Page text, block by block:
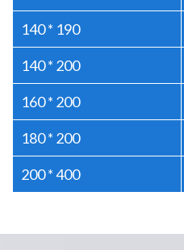
140 * 190
140 * 200
160 * 200
180 * 200
200 * 400